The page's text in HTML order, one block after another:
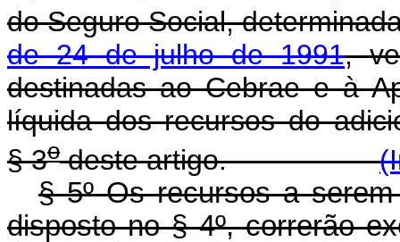
do Seguro Social,
de 24 de julho de 1991,
destinadas ao Cebrae e à
líquida dos recursos do
§ 3odeste artigo.
§ 5ºOs recursos a serem
disposto no § 4º, correrão